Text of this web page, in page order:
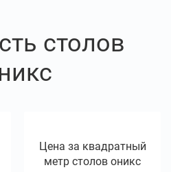
столов
Цена за квадратный
метр столов оникс